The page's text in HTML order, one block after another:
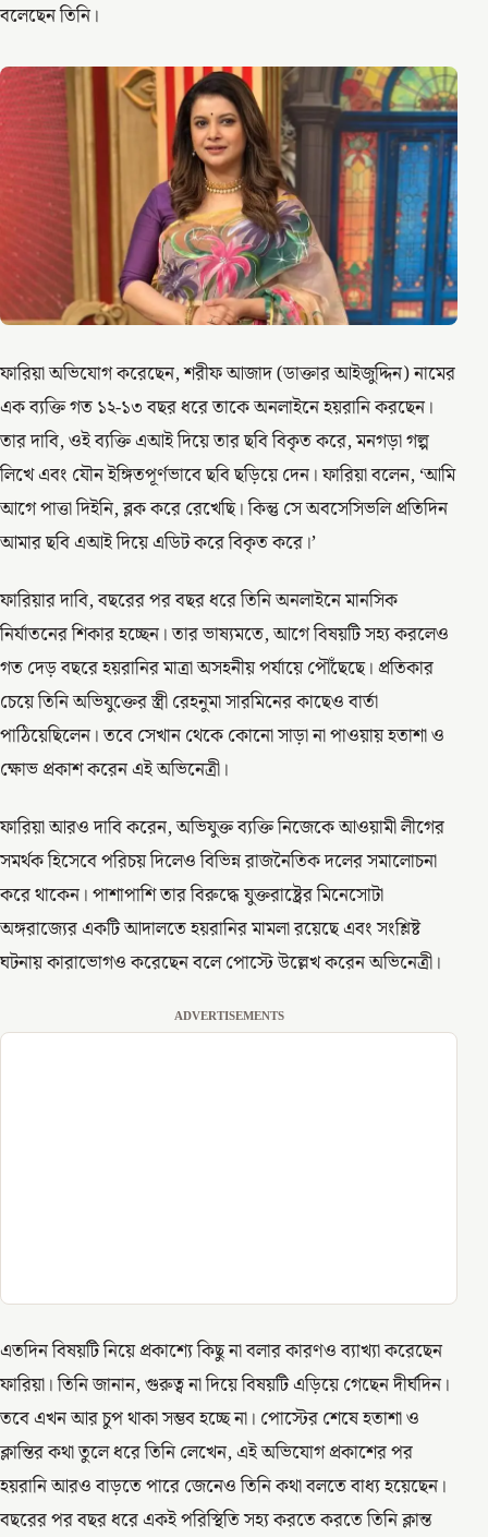
বলেছেন তিনি।
ফারিয়া অভিযোগ করেছেন, শরীফ আজাদ (ডাক্তার আইজুদ্দিন) নামের
এক ব্যক্তি গত ১২-১৩ বছর ধরে তাকে অনলাইনে হয়রানি করছেন।
তার দাবি, ওই ব্যক্তি এআই দিয়ে তার ছবি বিকৃত করে, মনগড়া গল্প
লিখে এবং যৌন ইঙ্গিতপূর্ণভাবে ছবি ছড়িয়ে দেন। ফারিয়া বলেন, ‘আমি
আগে পাত্তা দিইনি, ব্লক করে রেখেছি। কিন্তু সে অবসেসিভলি প্রতিদিন
আমার ছবি এআই দিয়ে এডিট করে বিকৃত করে।’
ফারিয়ার দাবি, বছরের পর বছর ধরে তিনি অনলাইনে মানসিক
নির্যাতনের শিকার হচ্ছেন। তার ভাষ্যমতে, আগে বিষয়টি সহ্য করলেও
গত দেড় বছরে হয়রানির মাত্রা অসহনীয় পর্যায়ে পৌঁছেছে। প্রতিকার
চেয়ে তিনি অভিযুক্তের স্ত্রী রেহনুমা সারমিনের কাছেও বার্তা
পাঠিয়েছিলেন। তবে সেখান থেকে কোনো সাড়া না পাওয়ায় হতাশা ও
ক্ষোভ প্রকাশ করেন এই অভিনেত্রী।
ফারিয়া আরও দাবি করেন, অভিযুক্ত ব্যক্তি নিজেকে আওয়ামী লীগের
সমর্থক হিসেবে পরিচয় দিলেও বিভিন্ন রাজনৈতিক দলের সমালোচনা
করে থাকেন। পাশাপাশি তার বিরুদ্ধে যুক্তরাষ্ট্রের মিনেসোটা
অঙ্গরাজ্যের একটি আদালতে হয়রানির মামলা রয়েছে এবং সংশ্লিষ্ট
ঘটনায় কারাভোগও করেছেন বলে পোস্টে উল্লেখ করেন অভিনেত্রী।
ADVERTISEMENTS
এতদিন বিষয়টি নিয়ে প্রকাশ্যে কিছু না বলার কারণও ব্যাখ্যা করেছেন
ফারিয়া। তিনি জানান, গুরুত্ব না দিয়ে বিষয়টি এড়িয়ে গেছেন দীর্ঘদিন।
তবে এখন আর চুপ থাকা সম্ভব হচ্ছে না। পোস্টের শেষে হতাশা ও
ক্লান্তির কথা তুলে ধরে তিনি লেখেন, এই অভিযোগ প্রকাশের পর
হয়রানি আরও বাড়তে পারে জেনেও তিনি কথা বলতে বাধ্য হয়েছেন।
বছরের পর বছর ধরে একই পরিস্থিতি সহ্য করতে করতে তিনি ক্লান্ত